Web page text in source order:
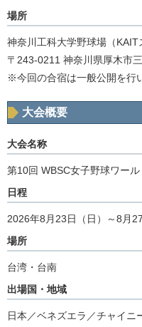
場所
神奈川工科大学野球場（KAIT
〒243-0211 神奈川県厚木市
※今回の合宿は一般公開を行
大会概要
大会名称
第10回 WBSC女子野球ワー
日程
2026年8月23日（日）～8月27
場所
台湾・台南
出場国・地域
日本／ベネズエラ／チャイニ